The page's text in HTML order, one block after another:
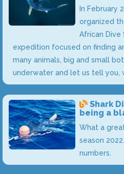
In February
organized
African Dive
expedition focused on finding
many animals, big and small
underwater and let us tell you,
Shark
being a
What a
season
numbers.